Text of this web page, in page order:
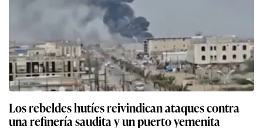
Los rebeldes hutíes reivindican ataques contra
una refinería saudita y un puerto yemenita